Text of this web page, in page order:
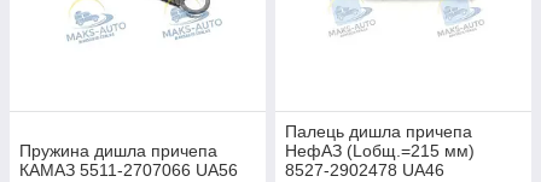
Пружина дишла причепа
КАМАЗ 5511-2707066 UA56
Палець дишла причепа
НефАЗ (Lобщ.=215 мм)
8527-2902478 UA46